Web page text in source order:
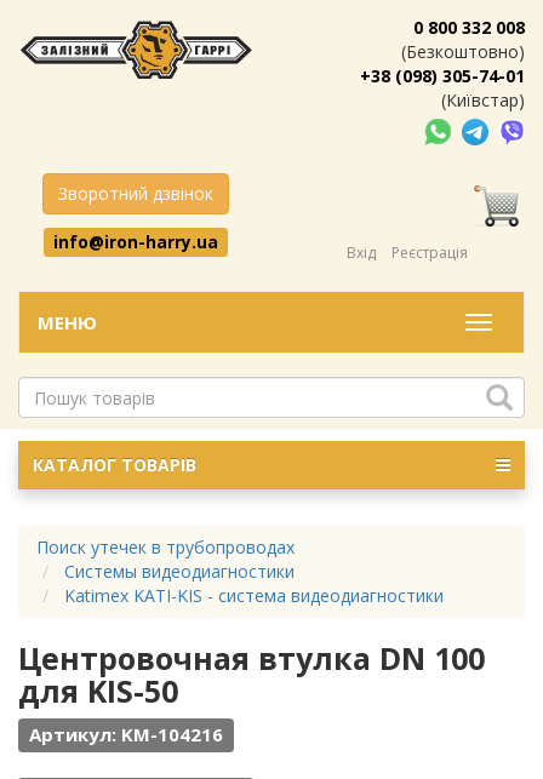
0 800 332 008
(Безкоштовно)
+38 (098) 305-74-01
(Київстар)
Зворотний дзвінок
info@iron-harry.ua
Вхід Реєстрація
Меню
МЕНЮ
КАТАЛОГ ТОВАРІВ
Поиск утечек в трубопроводах
Системы видеодиагностики
Katimex KATI-KIS - система видеодиагностики
Центровочная втулка DN 100
для KIS-50
Артикул: KM-104216